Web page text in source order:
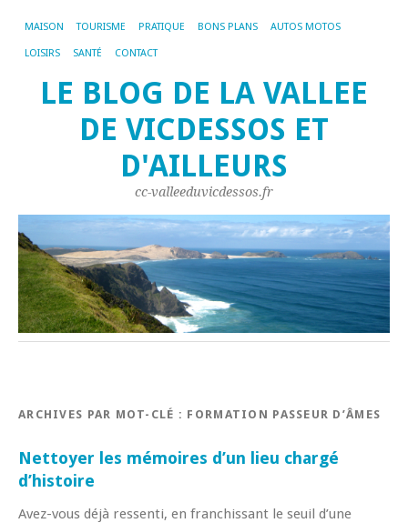
MAISON TOURISME PRATIQUE BONS PLANS AUTOS MOTOS
LOISIRS SANTÉ CONTACT
LE BLOG DE LA VALLEE
DE VICDESSOS ET
D'AILLEURS
cc-valleeduvicdessos.fr
ARCHIVES PAR MOT-CLÉ : FORMATION PASSEUR D’ÂMES
Nettoyer les mémoires d’un lieu chargé
d’histoire
Avez-vous déjà ressenti, en franchissant le seuil d’une